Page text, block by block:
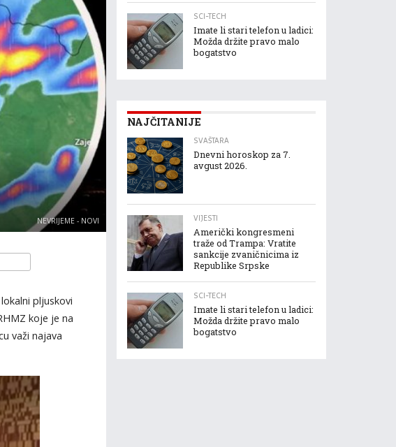
NEVRIJEME - NOVI
plјuskovi
koje je na
važi najava
SCI-TECH
Imate li stari telefon u ladici:
Možda držite pravo malo
bogatstvo
NAJČITANIJE
SVAŠTARA
Dnevni horoskop za 7.
avgust 2026.
VIJESTI
Američki kongresmeni
traže od Trampa: Vratite
sankcije zvaničnicima iz
Republike Srpske
SCI-TECH
Imate li stari telefon u ladici:
Možda držite pravo malo
bogatstvo